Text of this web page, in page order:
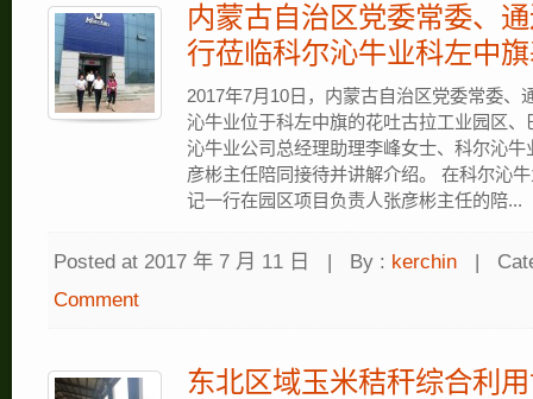
内蒙古自治区党委常委、
行莅临科尔沁牛业科左中
2017年7月10日，内蒙古自治区党委常委、
沁牛业位于科左中旗的花吐古拉工业园区
沁牛业公司总经理助理李峰女士、科尔沁
彦彬主任陪同接待并讲解介绍。 在科尔沁
记一行在园区项目负责人张彦彬主任的陪...
Posted at 2017 年 7 月 11 日 | By : kerchin |
Comment
东北区域玉米秸秆综合利